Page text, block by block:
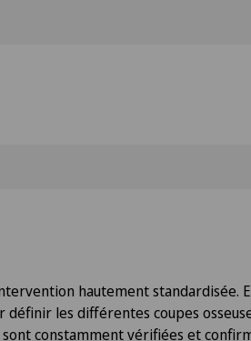
hautement standardisée.
les différentes coupes
constamment vérifiées et